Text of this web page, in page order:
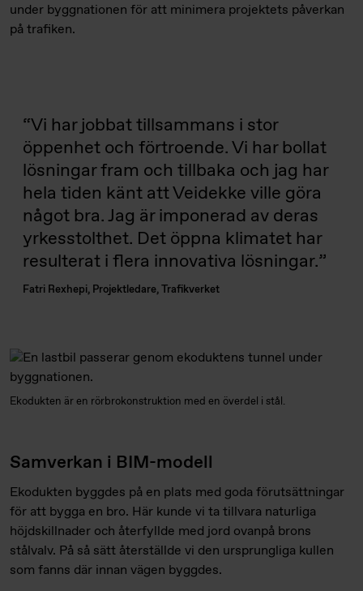
under byggnationen för att minimera projektets påverkan
på trafiken.
Vi har jobbat tillsammans i stor
öppenhet och förtroende. Vi har bollat
lösningar fram och tillbaka och jag har
hela tiden känt att Veidekke ville göra
något bra. Jag är imponerad av deras
yrkesstolthet. Det öppna klimatet har
resulterat i flera innovativa lösningar.
Fatri Rexhepi, Projektledare, Trafikverket
Ekodukten är en rörbrokonstruktion med en överdel i stål.
Samverkan i BIM-modell
Ekodukten byggdes på en plats med goda förutsättningar
för att bygga en bro. Här kunde vi ta tillvara naturliga
höjdskillnader och återfyllde med jord ovanpå brons
stålvalv. På så sätt återställde vi den ursprungliga kullen
som fanns där innan vägen byggdes.